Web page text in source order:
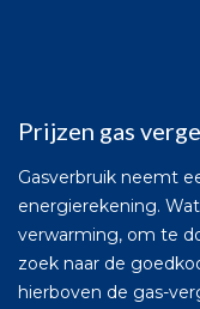
Prijzen gas
Gasverbruik neemt
energierekening.
verwarming, om te
zoek naar de
hierboven de gas-